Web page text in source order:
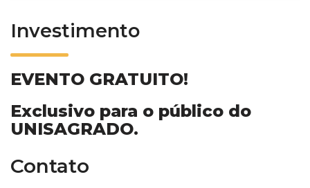
Investimento
EVENTO GRATUITO!
Exclusivo para o público do
UNISAGRADO.
Contato